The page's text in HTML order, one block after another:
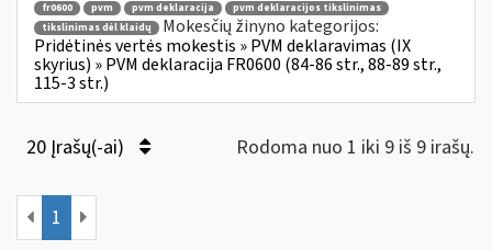
fr0600 pvm pvm deklaracija
pvm deklaracijos tikslinimas
tikslinimas dėl klaidų
Mokesčių žinyno kategorijos:
Pridėtinės vertės mokestis » PVM deklaravimas (IX
skyrius) » PVM deklaracija FR0600 (84-86 str., 88-89 str.,
115-3 str.)
20 Įrašų(-ai) Rodoma nuo 1 iki 9 iš 9 irašų.
1